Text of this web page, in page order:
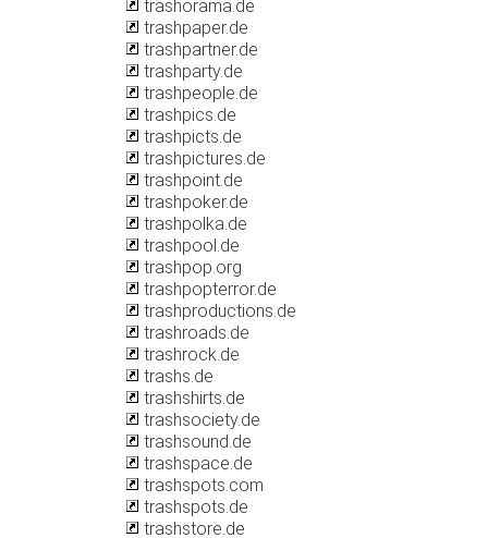
trashorama.de
trashpaper.de
trashpartner.de
trashparty.de
trashpeople.de
trashpics.de
trashpicts.de
trashpictures.de
trashpoint.de
trashpoker.de
trashpolka.de
trashpool.de
trashpop.org
trashpopterror.de
trashproductions.de
trashroads.de
trashrock.de
trashs.de
trashshirts.de
trashsociety.de
trashsound.de
trashspace.de
trashspots.com
trashspots.de
trashstore.de